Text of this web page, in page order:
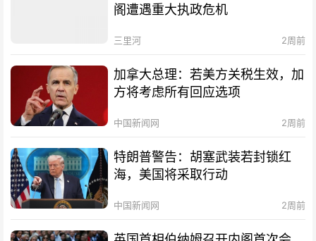
阁遭遇重大执政危机
三里河 2周前
加拿大总理：若美方关税生效，加
方将考虑所有回应选项
中国新闻网 2周前
特朗普警告：胡塞武装若封锁红
海，美国将采取行动
中国新闻网 2周前